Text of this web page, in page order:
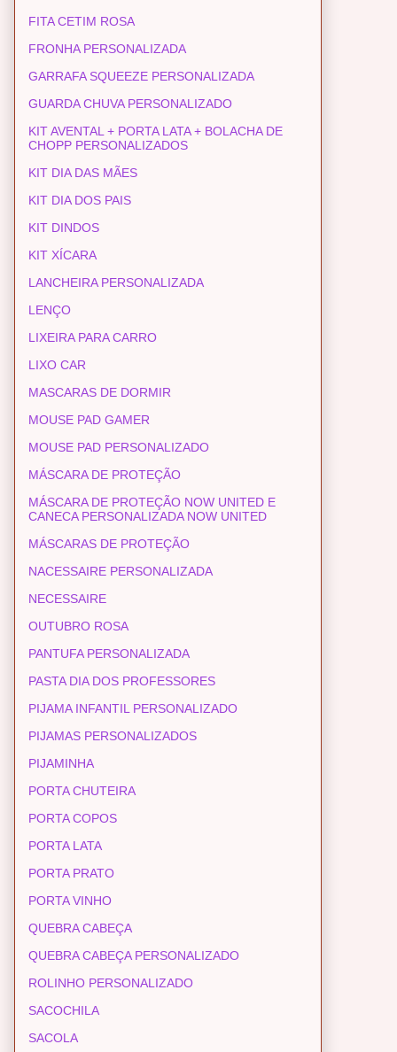
FITA CETIM ROSA
FRONHA PERSONALIZADA
GARRAFA SQUEEZE PERSONALIZADA
GUARDA CHUVA PERSONALIZADO
KIT AVENTAL + PORTA LATA + BOLACHA DE
CHOPP PERSONALIZADOS
KIT DIA DAS MÃES
KIT DIA DOS PAIS
KIT DINDOS
KIT XÍCARA
LANCHEIRA PERSONALIZADA
LENÇO
LIXEIRA PARA CARRO
LIXO CAR
MASCARAS DE DORMIR
MOUSE PAD GAMER
MOUSE PAD PERSONALIZADO
MÁSCARA DE PROTEÇÃO
MÁSCARA DE PROTEÇÃO NOW UNITED E
CANECA PERSONALIZADA NOW UNITED
MÁSCARAS DE PROTEÇÃO
NACESSAIRE PERSONALIZADA
NECESSAIRE
OUTUBRO ROSA
PANTUFA PERSONALIZADA
PASTA DIA DOS PROFESSORES
PIJAMA INFANTIL PERSONALIZADO
PIJAMAS PERSONALIZADOS
PIJAMINHA
PORTA CHUTEIRA
PORTA COPOS
PORTA LATA
PORTA PRATO
PORTA VINHO
QUEBRA CABEÇA
QUEBRA CABEÇA PERSONALIZADO
ROLINHO PERSONALIZADO
SACOCHILA
SACOLA